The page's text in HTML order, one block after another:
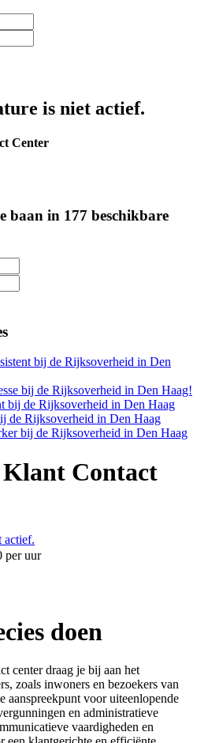
is niet actief.
Center
baan in 177 beschikbare
bij de Rijksoverheid in Den
bij de Rijksoverheid in Den Haag!
bij de Rijksoverheid in Den Haag
de Rijksoverheid in Den Haag
bij de Rijksoverheid in Den Haag
Contact
actief.
per uur
doen
center draag je bij aan het
zoals inwoners en bezoekers van
aanspreekpunt voor uiteenlopende
en administratieve
vaardigheden en